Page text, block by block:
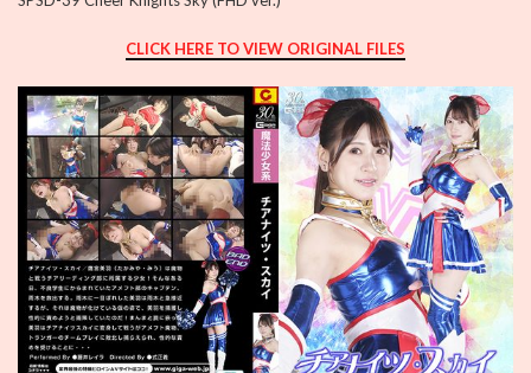
CLICK HERE TO VIEW ORIGINAL FILES